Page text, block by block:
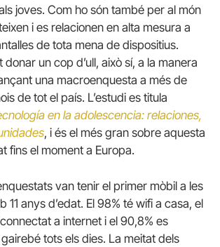
joves. Com ho són també per al món
i es relacionen en alta mesura a
de tota mena de dispositius.
un cop d’ull, això sí, a la manera
una macroenquesta a més de
de tot el país. L’estudi es titula
en la adolescencia: relaciones,
, i és el més gran sobre aquesta
fins el moment a Europa.
van tenir el primer mòbil a les
11 anys d’edat. El 98% té wifi a casa, el
a internet i el 90,8% es
tots els dies. La meitat dels